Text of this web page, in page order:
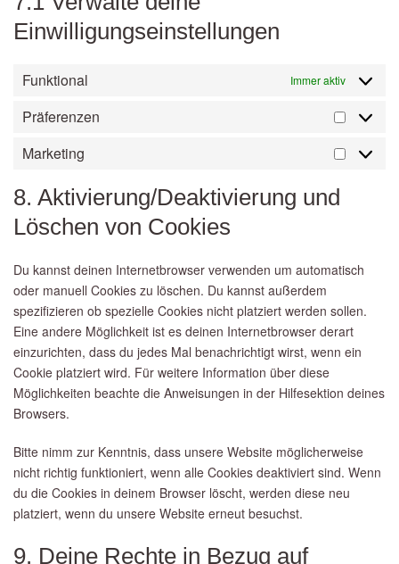
Einwilligungseinstellungen
Funktional Immer aktiv
Präferenzen
Marketing
8. Aktivierung/Deaktivierung und
Löschen von Cookies
Du kannst deinen Internetbrowser verwenden um automatisch
oder manuell Cookies zu löschen. Du kannst außerdem
spezifizieren ob spezielle Cookies nicht platziert werden sollen.
Eine andere Möglichkeit ist es deinen Internetbrowser derart
einzurichten, dass du jedes Mal benachrichtigt wirst, wenn ein
Cookie platziert wird. Für weitere Information über diese
Möglichkeiten beachte die Anweisungen in der Hilfesektion deines
Browsers.
Bitte nimm zur Kenntnis, dass unsere Website möglicherweise
nicht richtig funktioniert, wenn alle Cookies deaktiviert sind. Wenn
du die Cookies in deinem Browser löscht, werden diese neu
platziert, wenn du unsere Website erneut besuchst.
9. Deine Rechte in Bezug auf